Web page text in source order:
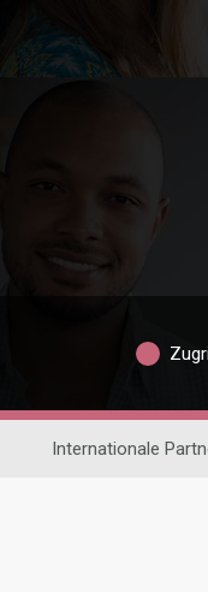
Internationale